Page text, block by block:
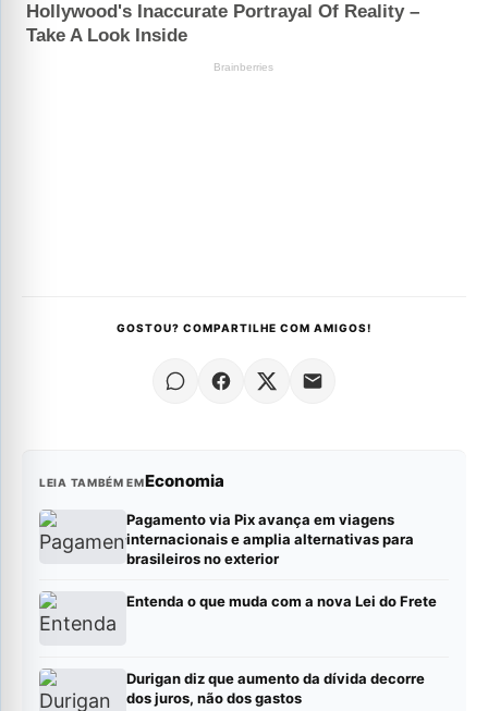
GOSTOU? COMPARTILHE COM AMIGOS!
LEIA TAMBÉM EMEconomia
Pagamento via Pix avança em viagens
internacionais e amplia alternativas para
brasileiros no exterior
Entenda o que muda com a nova Lei do Frete
Durigan diz que aumento da dívida decorre
dos juros, não dos gastos